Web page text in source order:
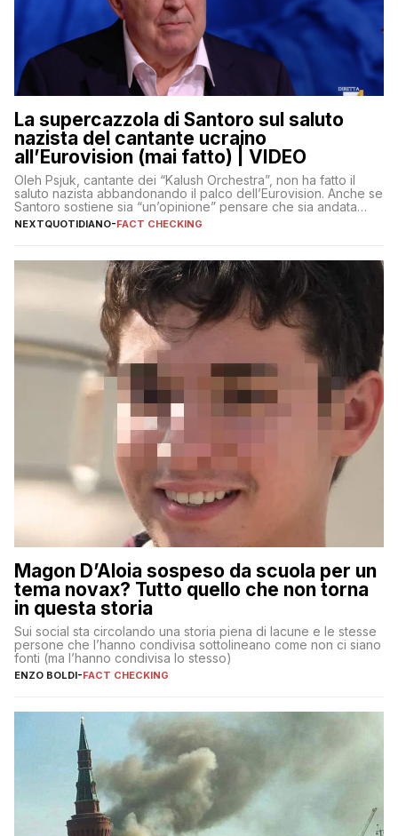
La supercazzola di Santoro sul saluto
nazista del cantante ucraino
all’Eurovision (mai fatto) | VIDEO
Oleh Psjuk, cantante dei “Kalush Orchestra”, non ha fatto il
saluto nazista abbandonando il palco dell’Eurovision. Anche se
Santoro sostiene sia “un’opinione” pensare che sia andata
così
NEXTQUOTIDIANO-FACT CHECKING
Magon D’Aloia sospeso da scuola per un
tema novax? Tutto quello che non torna
in questa storia
Sui social sta circolando una storia piena di lacune e le stesse
persone che l’hanno condivisa sottolineano come non ci siano
fonti (ma l’hanno condivisa lo stesso)
ENZO BOLDI-FACT CHECKING